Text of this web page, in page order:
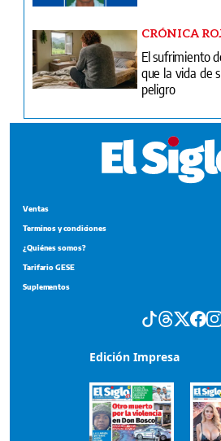
CRÓNICA
El sufrimiento
que la vida de
peligro
Ventas
Terminos y condiciones
¿Quiénes somos?
Tarifario GESE
Suplementos
Edición Impresa